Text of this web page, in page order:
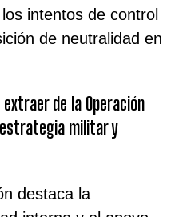
intentos de control
de neutralidad en
de la Operación
militar y
destaca la